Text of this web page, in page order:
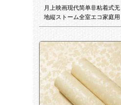
月上映画现代简单非粘着式无
地縦ストーム全室エコ家庭用
不织布壁纸ホテ白い背景の壁
7061长9.5 m*幅0.53 m非粘着